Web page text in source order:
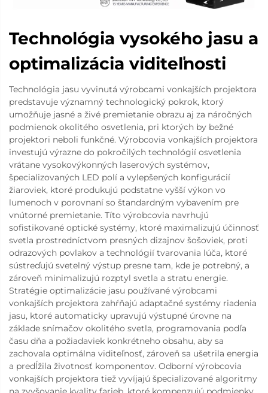
Technológia vysokého jasu a
optimalizácia viditeľnosti
Technológia jasu vyvinutá výrobcami vonkajších projektora
predstavuje významný technologický pokrok, ktorý
umožňuje jasné a živé premietanie obrazu aj za náročných
podmienok okolitého osvetlenia, pri ktorých by bežné
projektori neboli funkčné. Výrobcovia vonkajších projektora
investujú výrazne do pokročilých technológií osvetlenia
vrátane vysokovýkonných laserových systémov,
špecializovaných LED polí a vylepšených konfigurácií
žiaroviek, ktoré produkujú podstatne vyšší výkon vo
lumenoch v porovnaní so štandardným vybavením pre
vnútorné premietanie. Títo výrobcovia navrhujú
sofistikované optické systémy, ktoré maximalizujú účinnosť
svetla prostredníctvom presných dizajnov šošoviek, proti
odrazových povlakov a technológií tvarovania lúča, ktoré
sústreďujú svetelný výstup presne tam, kde je potrebný, a
zároveň minimalizujú rozptyl svetla a stratu energie.
Stratégie optimalizácie jasu používané výrobcami
vonkajších projektora zahŕňajú adaptačné systémy riadenia
jasu, ktoré automaticky upravujú výstupné úrovne na
základe snímačov okolitého svetla, programovania podľa
času dňa a požiadaviek konkrétneho obsahu, aby sa
zachovala optimálna viditeľnosť, zároveň sa ušetrila energia
a predĺžila životnosť komponentov. Odborní výrobcovia
vonkajších projektora tiež vyvíjajú špecializované algoritmy